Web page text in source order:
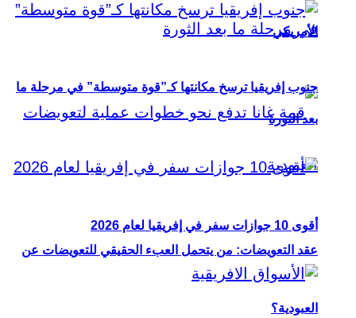
الأمريكي
عقد التعويضات: من يتحمل العبء الحقيقي للتعويضات عن
العبودية؟
جنوب إفريقيا ترسخ مكانتها كـ”قوة متوسطة” في مرحلة ما
بعد الثورة
أقوى 10 جوازات سفر في إفريقيا لعام 2026